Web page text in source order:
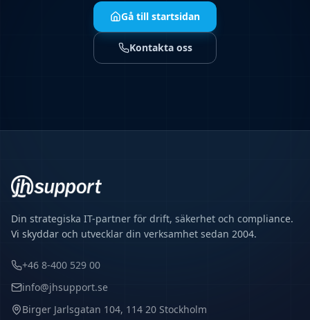
Gå till startsidan
Kontakta oss
Din strategiska IT-partner för drift, säkerhet och compliance.
Vi skyddar och utvecklar din verksamhet sedan 2004.
+46 8-400 529 00
info@jhsupport.se
Birger Jarlsgatan 104, 114 20 Stockholm